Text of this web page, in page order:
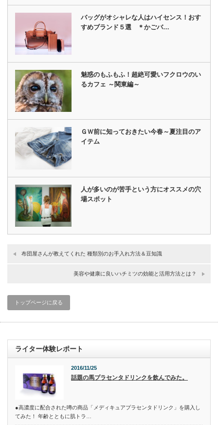
バッグがオシャレな人はハイセンス！おす
すめブランド５選 ＊かごバ…
魅惑のもふもふ！超絶可愛いフクロウのい
るカフェ ～関東編～
ＧＷ前に知っておきたい今春～夏注目のア
イテム
人が多いのが苦手という方にオススメの穴
場スポット
布団屋さんが教えてくれた 種類別のお手入れ方法＆豆知識
美容や健康に良いハチミツの効能と活用方法とは？
トップページに戻る
ライター体験レポート
2016/11/25
話題の馬プラセンタドリンクを飲んでみた。
●高濃度に配合された噂の商品「メディキュアプラセンタドリンク」を購入し
てみた！ 年齢とともに肌トラ…